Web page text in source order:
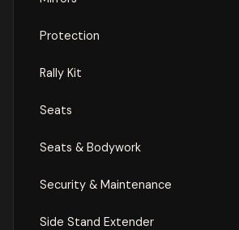
Protection
Rally Kit
Seats
Seats & Bodywork
Security & Maintenance
Side Stand Extender